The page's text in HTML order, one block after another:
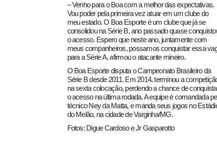
– Venho para o Boa com a melhor das expectativas.
Vou poder pela primeira vez atuar em um clube do
meu estado. O Boa Esporte é um clube que já se
consolidou na Série B, ano passado quase
o acesso. Espero que neste ano, juntamente com
meus companheiros, possamos conquistar essa
para a Série A, afirmou o atacante mineiro.
O Boa Esporte disputa o Campeonato Brasileiro da
Série B desde 2011. Em 2014, terminou a
na sexta colocação, perdendo a chance de
o acesso na última rodada. A equipe é comandada
técnico Ney da Matta, e manda seus jogos no
do Melão, na cidade de Varginha/MG.
Fotos: Digue Cardoso e Jr Gasparotto